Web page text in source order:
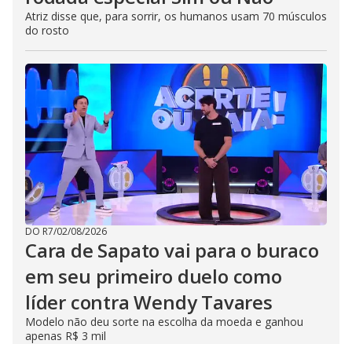
Atriz disse que, para sorrir, os humanos usam 70 músculos
do rosto
DO R7/02/08/2026
Cara de Sapato vai para o buraco
em seu primeiro duelo como
líder contra Wendy Tavares
Modelo não deu sorte na escolha da moeda e ganhou
apenas R$ 3 mil